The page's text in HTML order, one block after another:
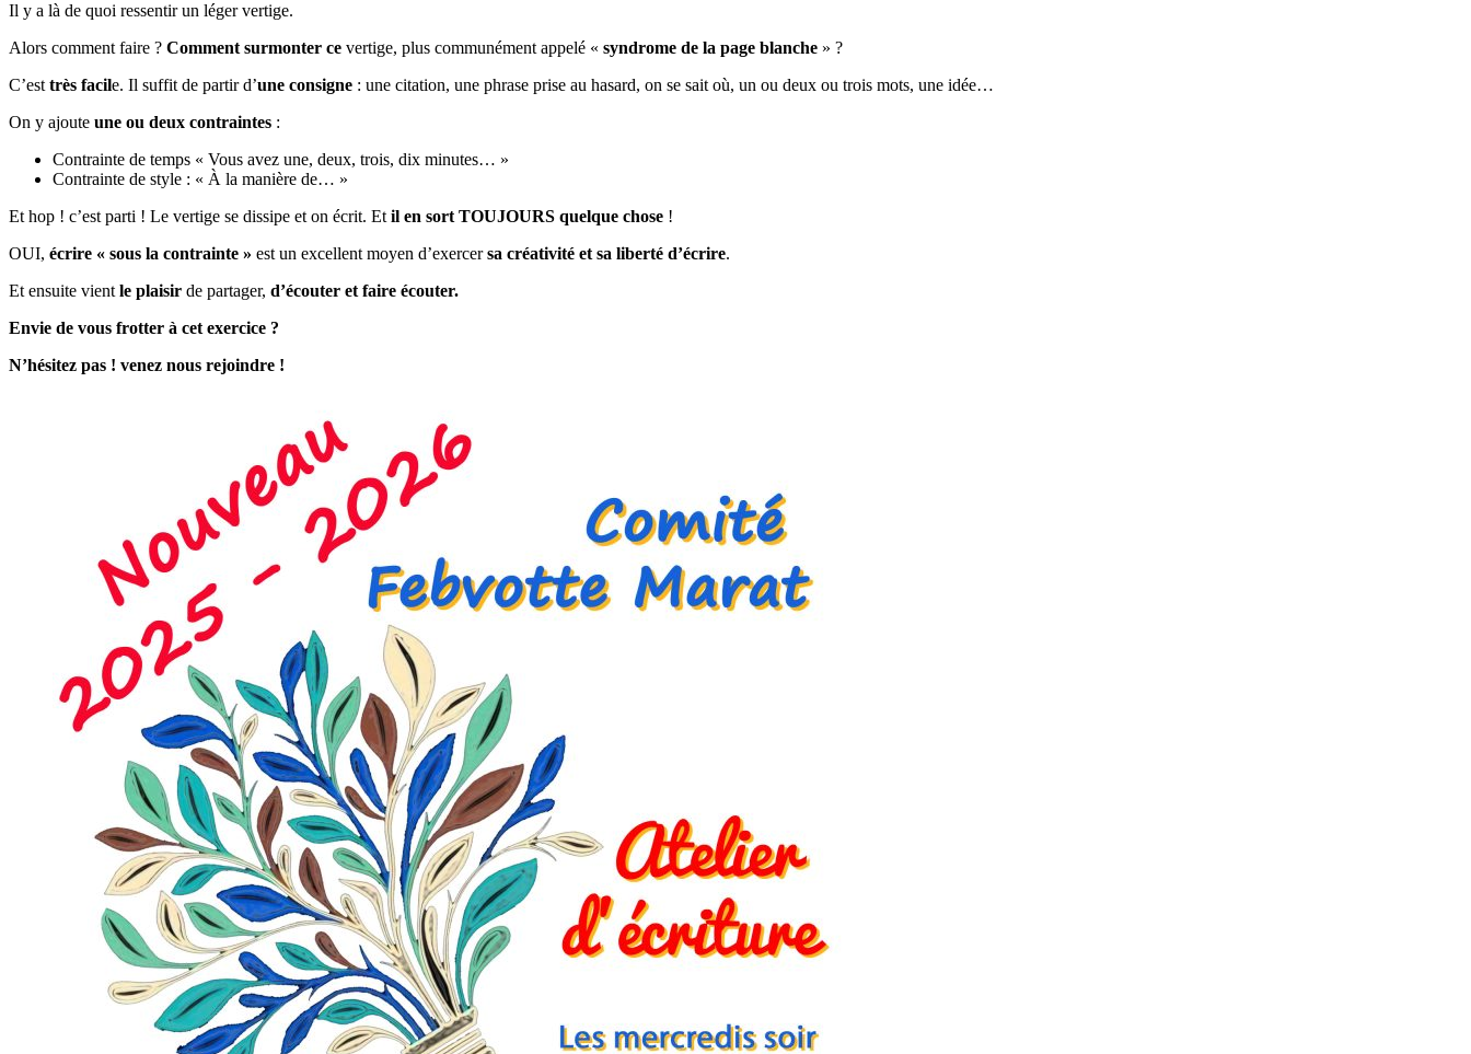
Il y a là de quoi ressentir un léger vertige.
Alors comment faire ? Comment surmonter ce vertige, plus communément appelé « syndrome de la page blanche » ?
C’est très facile. Il suffit de partir d’une consigne : une citation, une phrase prise au hasard, on se sait où, un ou deux ou trois mots, une idée…
On y ajoute une ou deux contraintes :
Contrainte de temps « Vous avez une, deux, trois, dix minutes… »
Contrainte de style : « À la manière de… »
Et hop ! c’est parti ! Le vertige se dissipe et on écrit. Et il en sort TOUJOURS quelque chose !
OUI, écrire « sous la contrainte » est un excellent moyen d’exercersa créativité et sa liberté d’écrire.
Et ensuite vient le plaisir de partager, d’écouter et faire écouter.
Envie de vous frotter à cet exercice ?
N’hésitez pas ! venez nous rejoindre !